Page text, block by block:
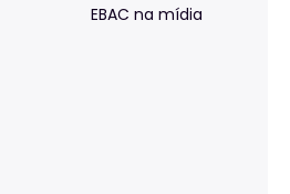
EBAC na mídia